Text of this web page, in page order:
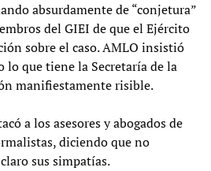
absurdamente de “conjetura”
del GIEI de que el Ejército
sobre el caso. AMLO insistió
lo que tiene la Secretaría de la
manifiestamente risible.
a los asesores y abogados de
diciendo que no
sus simpatías.